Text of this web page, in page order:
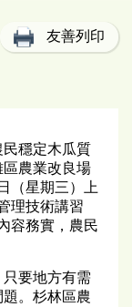
友善列印
穩定木瓜質
農業改良場
（星期三）上
理技術講習
容務實，農民
要地方有需
。杉林區農